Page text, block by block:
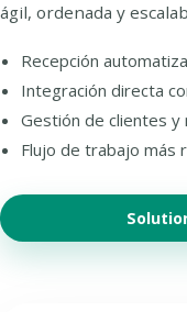
ágil, ordenada y
Recepción
Integración directa
Gestión de clientes y
Flujo de trabajo más